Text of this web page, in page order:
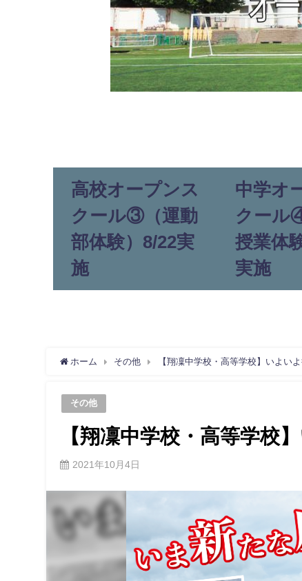
高校オープンス
クール③（運動
部体験）8/22実
施
中学オ
クール
授業体
実施
ホーム その他 【翔凜中学校・高等学校】いよい
その他
【翔凜中学校・高等学校
2021年10月4日